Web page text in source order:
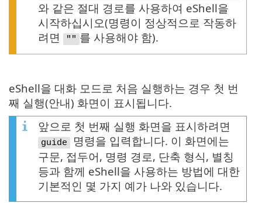
와 같은 절대 경로를 사용하여 eShell을
시작하십시오(명령이 정상적으로 작동하
려면
"" 를 사용해야 함).
eShell을 대화 모드로 처음 실행하는 경우 첫 번
째 실행(안내) 화면이 표시됩니다.
앞으로 첫 번째 실행 화면을 표시하려면
guide
명령을 입력합니다. 이 화면에는
구문, 접두어, 명령 경로, 단축 형식, 별칭
등과 함께 eShell을 사용하는 방법에 대한
기본적인 몇 가지 예가 나와 있습니다.